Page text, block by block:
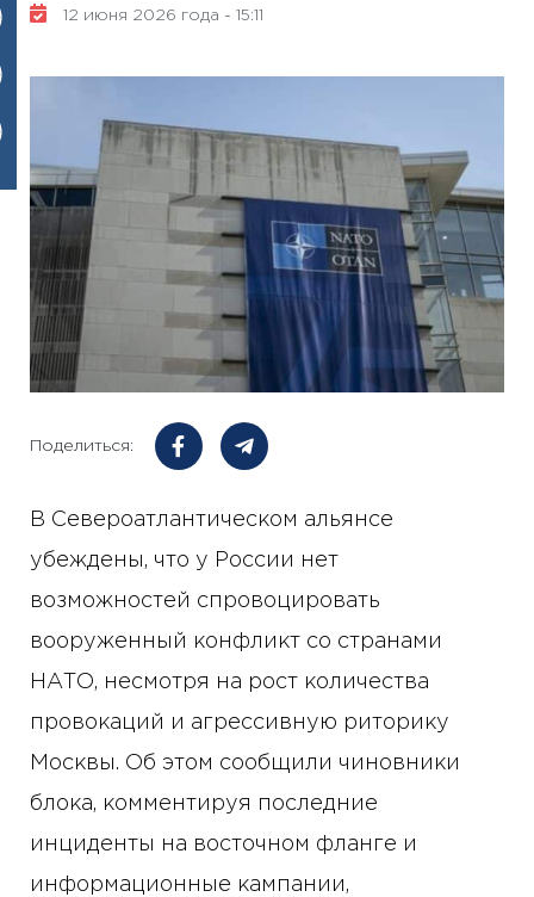
12 июня 2026 года - 15:11
Поделиться:
В Североатлантическом альянсе
убеждены, что у России нет
возможностей спровоцировать
вооруженный конфликт со странами
НАТО, несмотря на рост количества
провокаций и агрессивную риторику
Москвы. Об этом сообщили чиновники
блока, комментируя последние
инциденты на восточном фланге и
информационные кампании,